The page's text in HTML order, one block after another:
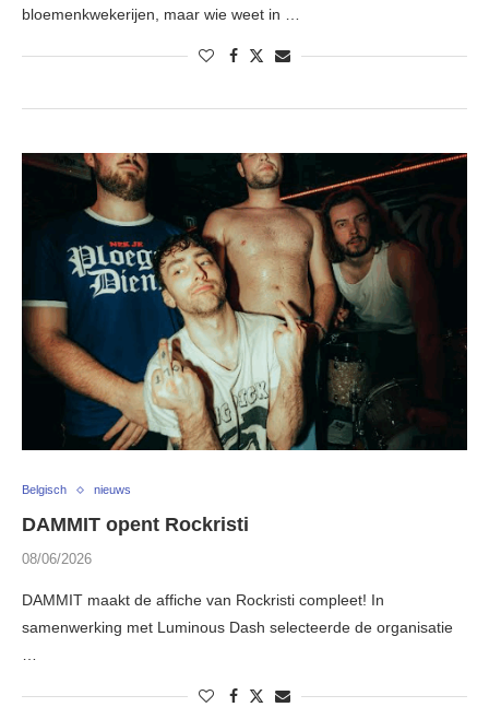
bloemenkwekerijen, maar wie weet in …
Belgisch nieuws
DAMMIT opent Rockristi
08/06/2026
DAMMIT maakt de affiche van Rockristi compleet! In
samenwerking met Luminous Dash selecteerde de organisatie
…